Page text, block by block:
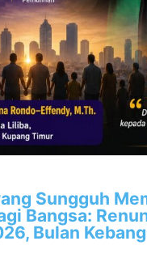
Sungguh
Bangsa:
Bulan